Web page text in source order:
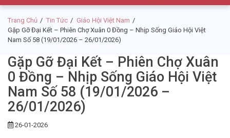
Trang Chủ Tin Tức
Giáo Hội Việt Nam
Gặp Gỡ Đại Kết – Phiên Chợ Xuân 0 Đồng – Nhịp Sống Giáo Hội Việt
Nam Số 58 (19/01/2026 – 26/01/2026)
Gặp Gỡ Đại Kết – Phiên Chợ Xuân
0 Đồng – Nhịp Sống Giáo Hội Việt
Nam Số 58 (19/01/2026 –
26/01/2026)
26-01-2026